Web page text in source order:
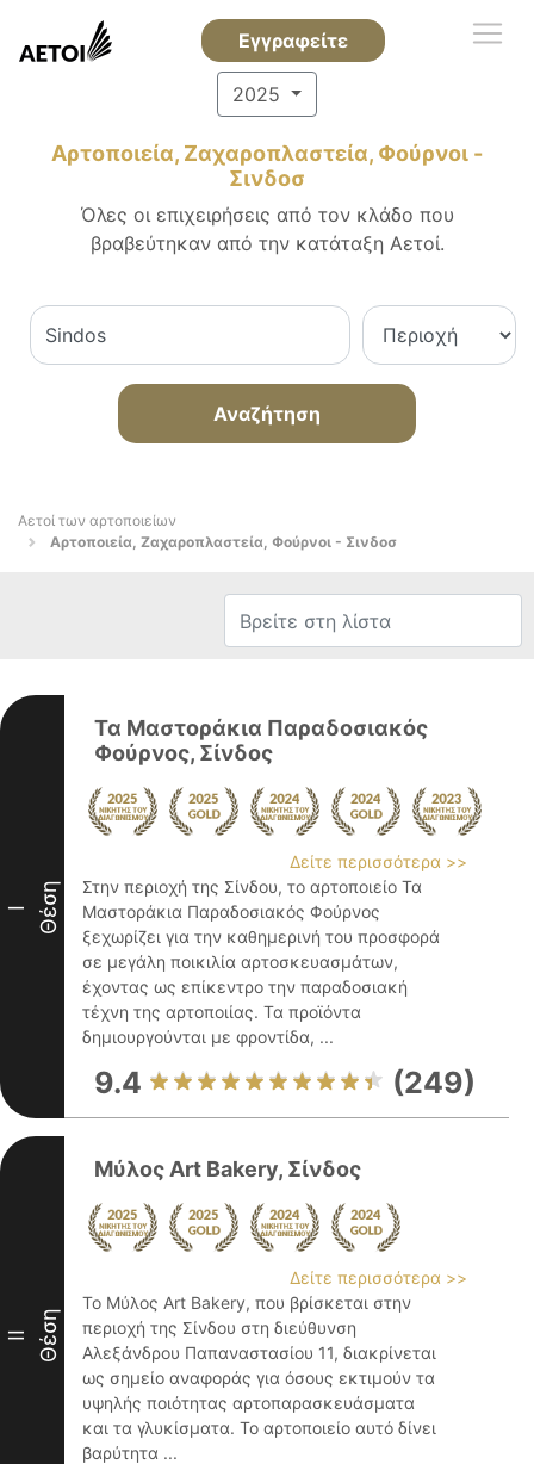
Εγγραφείτε
2025
Αρτοποιεία, Ζαχαροπλαστεία, Φούρνοι -
Σινδοσ
Όλες οι επιχειρήσεις από τον κλάδο που
βραβεύτηκαν από την κατάταξη Αετοί.
Αναζήτηση
Αετοί των αρτοποιείων
Αρτοποιεία, Ζαχαροπλαστεία, Φούρνοι - Σινδοσ
I Θέση
Τα Μαστοράκια Παραδοσιακός
Φούρνος, Σίνδος
Δείτε περισσότερα >>
Στην περιοχή της Σίνδου, το αρτοποιείο Τα
Μαστοράκια Παραδοσιακός Φούρνος
ξεχωρίζει για την καθημερινή του προσφορά
σε μεγάλη ποικιλία αρτοσκευασμάτων,
έχοντας ως επίκεντρο την παραδοσιακή
τέχνη της αρτοποιίας. Τα προϊόντα
δημιουργούνται με φροντίδα, ...
9.4 (249)
II Θέση
Μύλος Art Bakery, Σίνδος
Δείτε περισσότερα >>
Το Μύλος Art Bakery, που βρίσκεται στην
περιοχή της Σίνδου στη διεύθυνση
Αλεξάνδρου Παπαναστασίου 11, διακρίνεται
ως σημείο αναφοράς για όσους εκτιμούν τα
υψηλής ποιότητας αρτοπαρασκευάσματα
και τα γλυκίσματα. Το αρτοποιείο αυτό δίνει
βαρύτητα ...